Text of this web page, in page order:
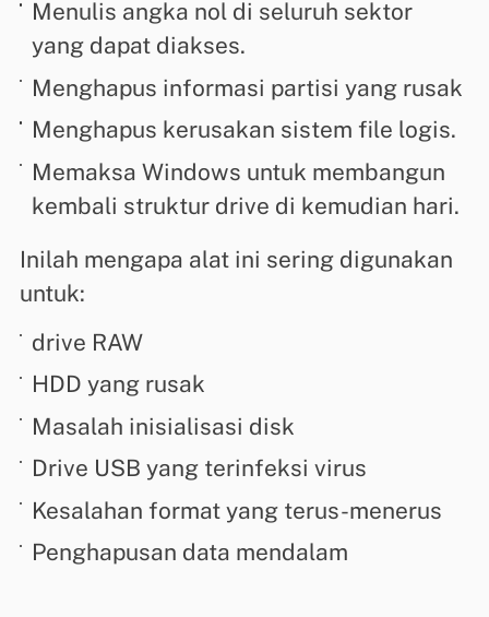
Menulis angka nol di seluruh sektor
yang dapat diakses.
Menghapus informasi partisi yang rusak
Menghapus kerusakan sistem file logis.
Memaksa Windows untuk membangun
kembali struktur drive di kemudian hari.
Inilah mengapa alat ini sering digunakan
untuk:
drive RAW
HDD yang rusak
Masalah inisialisasi disk
Drive USB yang terinfeksi virus
Kesalahan format yang terus-menerus
Penghapusan data mendalam